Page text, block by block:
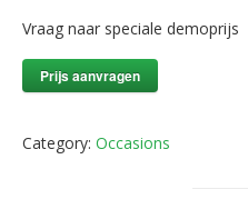
Vraag naar speciale demoprijs
Prijs aanvragen
Category: Occasions